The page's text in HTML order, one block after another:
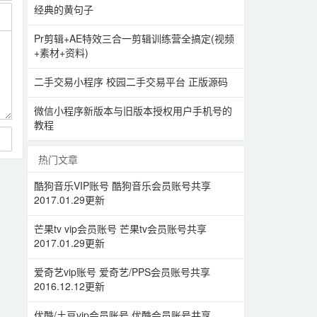
经典的黄句子
Pr剪辑+AE特效三合一剪辑训练营全搞定(视频
+素材+资料)
二手交易小程序 校园二手交易平台 正版源码
微信小程序新版本与旧版本授权用户手机号的
教程
热门文章
酷狗音乐VIP账号 酷狗音乐会员账号共享
2017.01.29更新
芒果tv vip会员账号 芒果tv会员账号共享
2017.01.29更新
爱奇艺vip账号 爱奇艺/PPS会员账号共享
2016.12.12更新